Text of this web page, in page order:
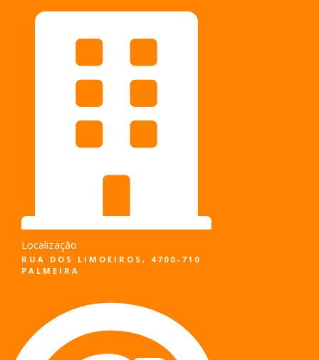
Localização
RUA DOS LIMOEIROS, 4700-710
PALMEIRA